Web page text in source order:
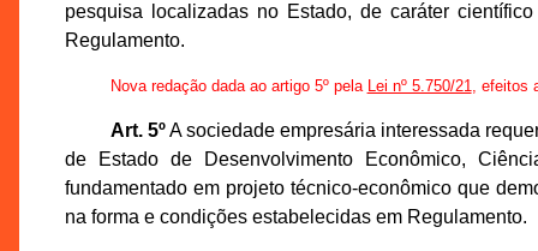
pesquisa localizadas no Estado, de caráter
Regulamento.
Nova redação dada ao artigo 5º pela Lei nº 5.750/21, efeitos
Art. 5ºA sociedade empresária interessada
de Estado de Desenvolvimento Econômico,
fundamentado em projeto técnico-econômico que
na forma e condições estabelecidas em Regulamento.